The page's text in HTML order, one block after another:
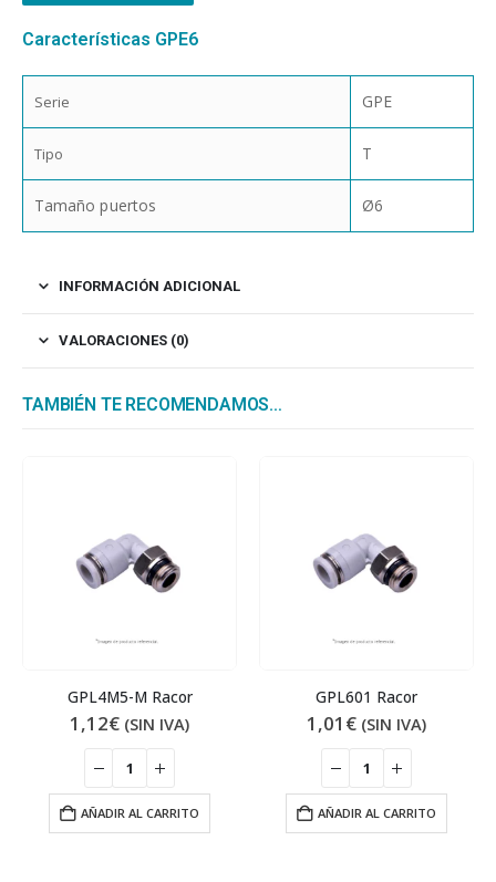
Características GPE6
Serie GPE
Tipo T
Tamaño puertos Ø6
INFORMACIÓN ADICIONAL
VALORACIONES (0)
TAMBIÉN TE RECOMENDAMOS…
GPL4M5-M Racor
1,12€ (SIN IVA)
AÑADIR AL CARRITO
GPL601 Racor
1,01 € (SIN IVA)
AÑADIR AL CARRITO